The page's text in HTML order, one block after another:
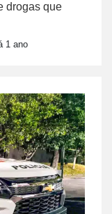
drogas que
1 ano